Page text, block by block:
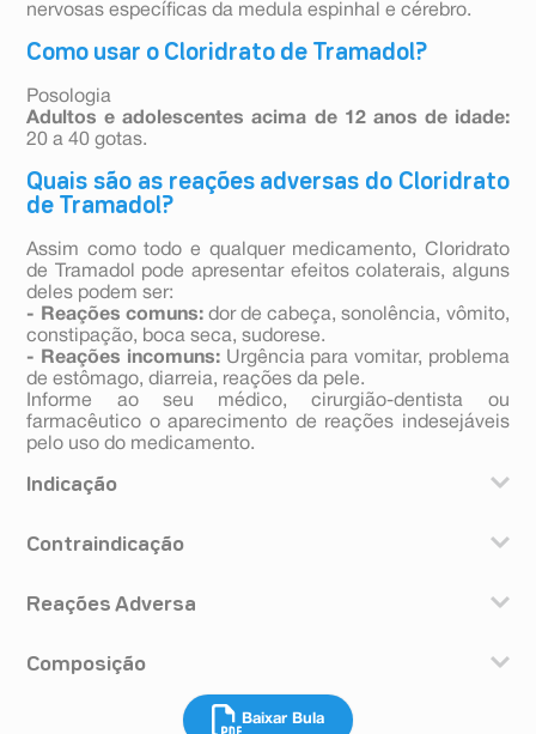
nervosas específicas da medula espinhal e cérebro.
Como usar o Cloridrato de Tramadol?
Posologia
Adultos e adolescentes acima de 12 anos de idade:
20 a 40 gotas.
Quais são as reações adversas do Cloridrato
de Tramadol?
Assim como todo e qualquer medicamento, Cloridrato
de Tramadol pode apresentar efeitos colaterais, alguns
deles podem ser:
- Reações comuns:dor de cabeça, sonolência, vômito,
constipação, boca seca, sudorese.
- Reações incomuns:Urgência para vomitar, problema
de estômago, diarreia, reações da pele.
Informe ao seu médico, cirurgião-dentista ou
farmacêutico o aparecimento de reações indesejáveis
pelo uso do medicamento.
Indicação
de intensidade moderada a grave.
Contraindicação
qualquer componente do medicamento; - Em
(medicamentos que afetam o humor e as emoções); -
Se você também está tomando inibidores da MAO
(certos medicamentos usados para o tratamento da
Reações Adversa
efeitos colaterais, embora nem todas as pessoas os
critério de frequência: Reação muito comum (ocorre em
Composição
Cada mL de solução oral contém: cloridrato de
tramadol................................................................... 100
Baixar Bula